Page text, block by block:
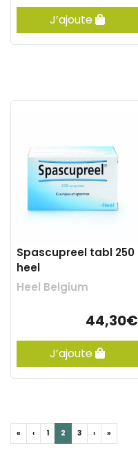
J’ajoute
Spascupreel tabl 250
heel
Heel Belgium
44,30€
J’ajoute
« ‹ 1 2 3 › »